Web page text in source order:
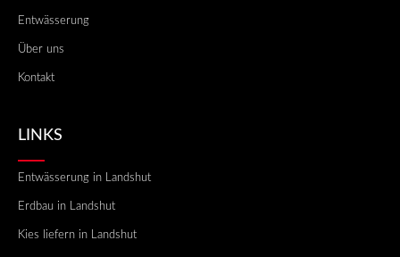
Entwässerung
Über uns
Kontakt
LINKS
Entwässerung in Landshut
Erdbau in Landshut
Kies liefern in Landshut